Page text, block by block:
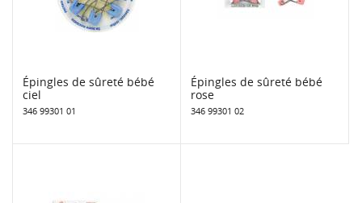
Épingles de sûreté bébé
ciel
346 99301 01
Épingles de sûreté bébé
rose
346 99301 02